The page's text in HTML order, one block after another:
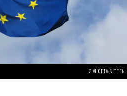
3 VUOTTA SITTEN